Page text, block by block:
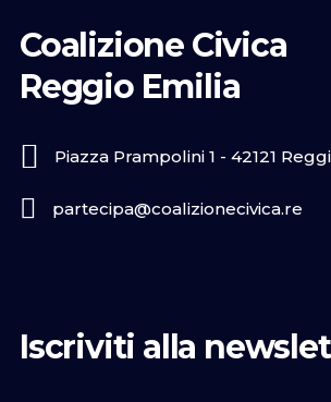
Coalizione Civica
Reggio Emilia
Piazza Prampolini 1 - 42121
partecipa@coalizionecivica.re
Iscriviti alla